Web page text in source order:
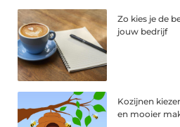
Zo kies je de
jouw bedrijf
Kozijnen
en mooier